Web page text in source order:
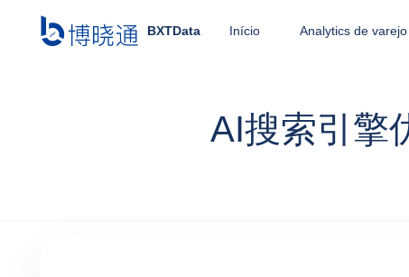
BXTData Início Analytics de varejo
AI搜索引擎